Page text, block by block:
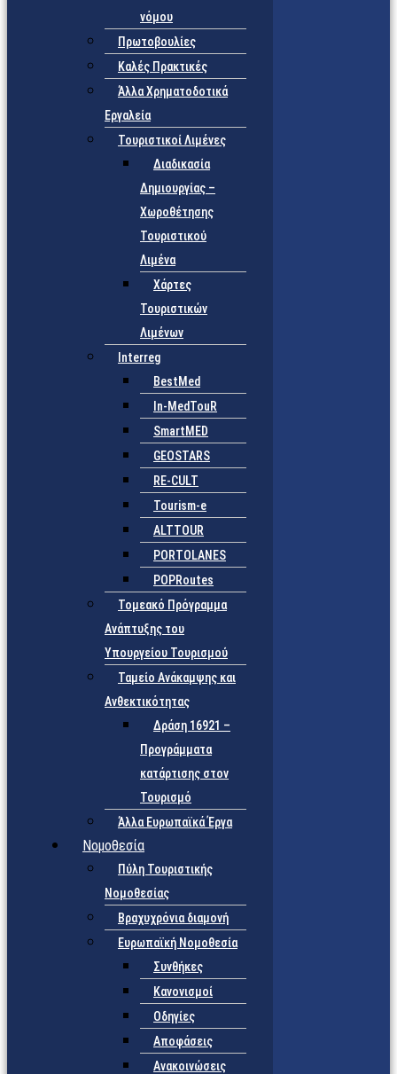
νόμου
Πρωτοβουλίες
Καλές Πρακτικές
Άλλα Χρηματοδοτικά
Εργαλεία
Τουριστικοί Λιμένες
Διαδικασία
Δημιουργίας –
Χωροθέτησης
Τουριστικού
Λιμένα
Χάρτες
Τουριστικών
Λιμένων
Interreg
BestMed
In-MedTouR
SmartMED
GEOSTARS
RE-CULT
Tourism-e
ALTTOUR
PORTOLANES
POPRoutes
Τομεακό Πρόγραμμα
Ανάπτυξης του
Υπουργείου Τουρισμού
Ταμείο Ανάκαμψης και
Ανθεκτικότητας
Δράση 16921 –
Προγράμματα
κατάρτισης στον
Τουρισμό
Άλλα Ευρωπαϊκά Έργα
Νομοθεσία
Πύλη Τουριστικής
Νομοθεσίας
Βραχυχρόνια διαμονή
Ευρωπαϊκή Νομοθεσία
Συνθήκες
Κανονισμοί
Οδηγίες
Αποφάσεις
Ανακοινώσεις